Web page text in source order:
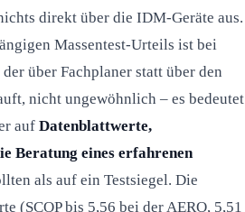
direkt über die IDM-Geräte aus.
Massentest-Urteils ist bei
über Fachplaner statt über den
nicht ungewöhnlich – es bedeutet
auf Datenblattwerte,
Beratung eines erfahrenen
als auf ein Testsiegel. Die
(SCOP bis 5,56 bei der AERO, 5,51